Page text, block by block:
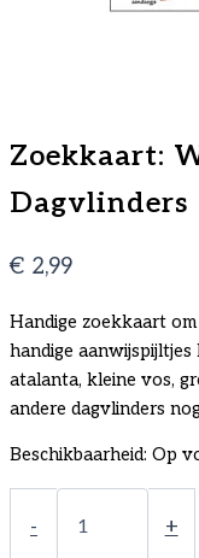
Zoekkaart:
Dagvlinders
€ 2,99
Handige zoekkaart
handige
atalanta, kleine vos,
andere dagvlinders
Beschikbaarheid: Op
-
Zoekkaart:
Wie
+